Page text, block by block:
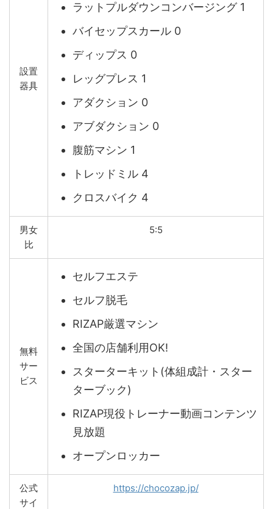
設置
器具
ラットプルダウンコンバージング 1
バイセップスカール 0
ディップス 0
レッグプレス 1
アダクション 0
アブダクション 0
腹筋マシン 1
トレッドミル 4
クロスバイク 4
男女
比
5:5
無料
サー
ビス
セルフエステ
セルフ脱毛
RIZAP厳選マシン
全国の店舗利用OK!
スターターキット(体組成計・スター
ターブック)
RIZAP現役トレーナー動画コンテンツ
見放題
オープンロッカー
公式
サイ
https://chocozap.jp/